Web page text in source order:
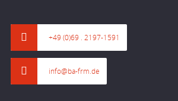
+49 (0)69 . 2197-1591
info@ba-frm.de